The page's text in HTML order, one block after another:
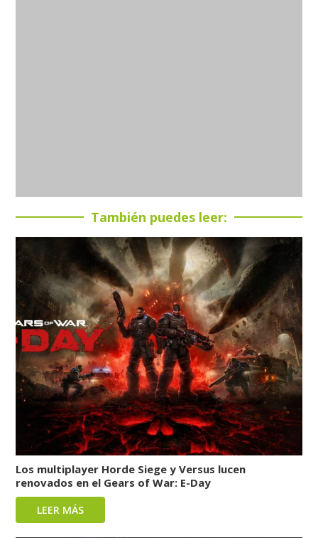
También puedes leer:
Los multiplayer Horde Siege y Versus lucen
renovados en el Gears of War: E-Day
LEER MÁS